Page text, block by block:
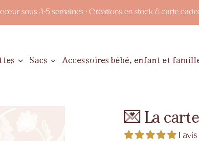
sous 3-5 semaines · Créations en stock & carte
Sacs Accessoires bébé, enfant et
💌 La
1 avis